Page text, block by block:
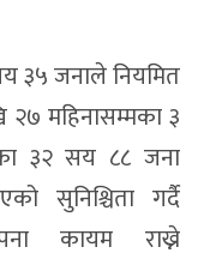
३५ जनाले नियमित
महिनासम्मका ३
३२ सय ८८ जना
सुनिश्चिता गर्दै
कायम राख्ने